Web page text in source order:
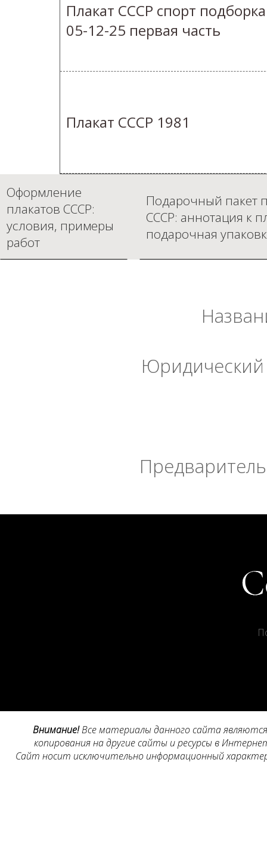
Плакат СССР спорт подборка
05-12-25 первая часть
Плакат СССР 1981
Оформление
плакатов СССР:
условия, примеры
работ
Подарочный пакет
СССР: аннотация к
подарочная
Внимание!Все материалы данного сайта
копирования на другие сайты и ресурсы в
Сайт носит исключительно информационный